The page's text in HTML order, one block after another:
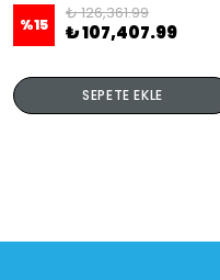
%15
₺ 126,361.99
₺ 107,407.99
SEPETE EKLE